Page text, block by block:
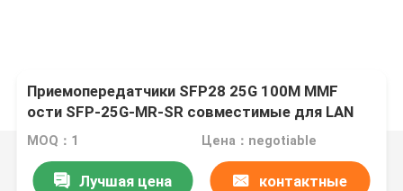
Приемопередатчики SFP28 25G 100M MMF
ости SFP-25G-MR-SR совместимые для LAN
кампуса
MOQ：1 Цена：negotiable
Лучшая цена контактные